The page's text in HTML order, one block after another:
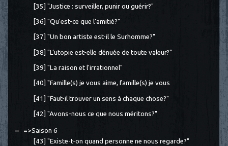
[35] "Justice : surveiller, punir ou guérir?"
[36] "Qu'est-ce que l'amitié?"
[37] "Un bon artiste est-il le Surhomme?"
[38] "L’utopie est-elle dénuée de toute valeur?"
[39] "La raison et l'irrationnel"
[40] "Famille(s) je vous aime, famille(s) je vous
[41] "Faut-il trouver un sens à chaque chose?"
[42] "Avons-nous ce que nous méritons?"
=>Saison 6
[43] "Existe-t-on quand personne ne nous regarde?"